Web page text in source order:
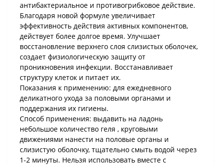
антибактериальное и противогрибковое действие.
Благодаря новой формуле увеличивает
эффективность действия активных компонентов,
действует более долгое время. Улучшает
восстановление верхнего слоя слизистых оболочек,
создает физиологическую защиту от
проникновения инфекции. Восстанавливает
структуру клеток и питает их.
Показания к применению: для ежедневного
деликатного ухода за половыми органами и
поддержания их гигиены.
Способ применения: выдавить на ладонь
небольшое количество геля , круговыми
движениями нанести на половые органы и
слизистую оболочку, тщательно смыть водой через
1-2 минуты. Нельзя использовать вместе с